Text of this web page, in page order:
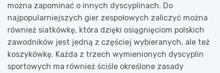
można zapominać o innych dyscyplinach. Do
najpopularniejszych gier zespołowych zaliczyć można
również siatkówkę, która dzięki osiągnięciom polskich
zawodników jest jedną z częściej wybieranych, ale też
koszykówkę. Każda z trzech wymienionych dyscyplin
sportowych ma również ściśle określone zasady